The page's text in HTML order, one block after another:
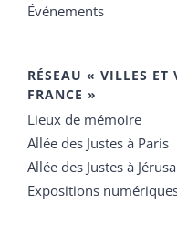
Événements
RÉSEAU « VILLES ET
FRANCE »
Lieux de mémoire
Allée des Justes à Paris
Allée des Justes à
Expositions